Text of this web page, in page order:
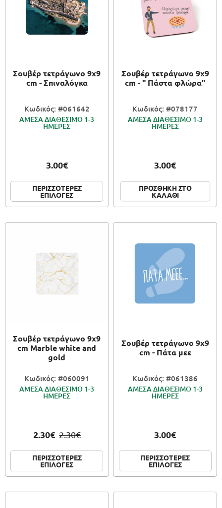
Σουβέρ τετράγωνο 9x9
cm - Σπιναλόγκα
Κωδικός: #061642
ΑΜΕΣΑ ΔΙΑΘΕΣΙΜΟ 1-3
ΗΜΕΡΕΣ
3.00€
ΠΕΡΙΣΣΟΤΕΡΕΣ
ΕΠΙΛΟΓΕΣ
Σουβέρ τετράγωνο 9x9
cm - " Πάστα φλώρα"
Κωδικός: #078177
ΑΜΕΣΑ ΔΙΑΘΕΣΙΜΟ 1-3
ΗΜΕΡΕΣ
3.00€
ΠΡΟΣΘΗΚΗ ΣΤΟ
ΚΑΛΑΘΙ
Σουβέρ τετράγωνο 9x9
cm Marble white and
gold
Κωδικός: #060091
ΑΜΕΣΑ ΔΙΑΘΕΣΙΜΟ 1-3
ΗΜΕΡΕΣ
2.30€ 2.30€
ΠΕΡΙΣΣΟΤΕΡΕΣ
ΕΠΙΛΟΓΕΣ
Σουβέρ τετράγωνο 9x9
cm - Πάτα μεε
Κωδικός: #061386
ΑΜΕΣΑ ΔΙΑΘΕΣΙΜΟ 1-3
ΗΜΕΡΕΣ
3.00€
ΠΕΡΙΣΣΟΤΕΡΕΣ
ΕΠΙΛΟΓΕΣ